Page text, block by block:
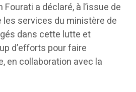
a déclaré, à l’issue de
services du ministère de
dans cette lutte et
d’efforts pour faire
en collaboration avec la